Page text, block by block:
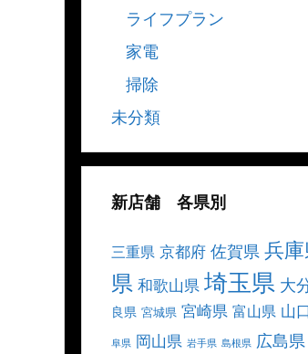
ライフプラン
家電
掃除
未分類
新店舗 各県別
三重県 京都府 佐賀県 兵
県 和歌山県 埼玉県 大
良県 宮城県 宮崎県 富山県 山
阜県 岡山県 岩手県 島根県 広島県